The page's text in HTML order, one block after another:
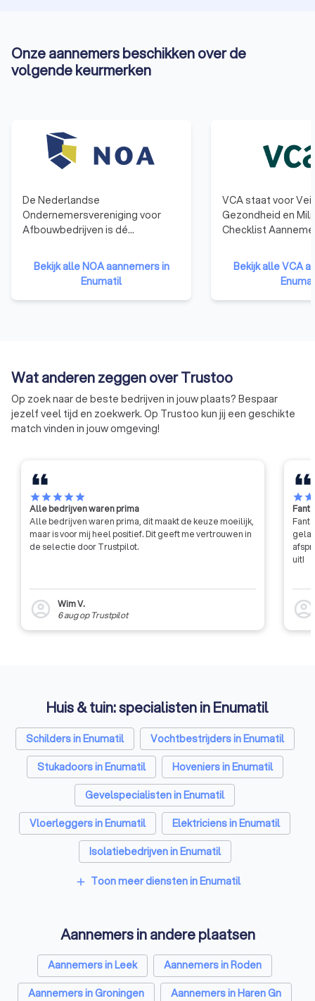
Onze aannemers beschikken over de
volgende keurmerken
De Nederlandse
Ondernemersvereniging voor
Afbouwbedrijven is dé
ondernemers van een
stukadoors-, vloeren-, terrazzo-,
natuursteenbewerking-,
blokkenstel-, plafond- en
Bekijk alle NOA aannemers in
Enumatil
VCA staat voor
Gezondheid en
Checklist
laten bedrijven
en ervaring
gebied van veilig
werken en dat het
Bekijk alle VCA
Wat anderen zeggen over Trustoo
Op zoek naar de beste bedrijven in jouw plaats? Bespaar
jezelf veel tijd en zoekwerk. Op Trustoo kun jij een geschikte
match vinden in jouw omgeving!
starstarstarstarstar
Alle bedrijven waren prima
Alle bedrijven waren prima, dit maakt de keuze moeilijk,
maar is voor mij heel positief. Dit geeft me vertrouwen in
de selectie door Trustpilot.
account_circle
Wim V.
6 augop Trustpilot
starstar
uit!
account_circle
Huis & tuin: specialisten in Enumatil
Schilders in Enumatil
Vochtbestrijders in Enumatil
Stukadoors in Enumatil
Hoveniers in Enumatil
Gevelspecialisten in Enumatil
Vloerleggers in Enumatil
Elektriciens in Enumatil
Isolatiebedrijven in Enumatil
Ongediertebestrijders in Enumatil
Zonwering specialisten in Enumatil
Badkamer installateurs in Enumatil
Traprenovatie bedrijven in Enumatil
add Toon meer diensten in Enumatil
Aannemers in andere plaatsen
Aannemers in Leek
Aannemers in Roden
Aannemers in Groningen
Aannemers in Haren Gn